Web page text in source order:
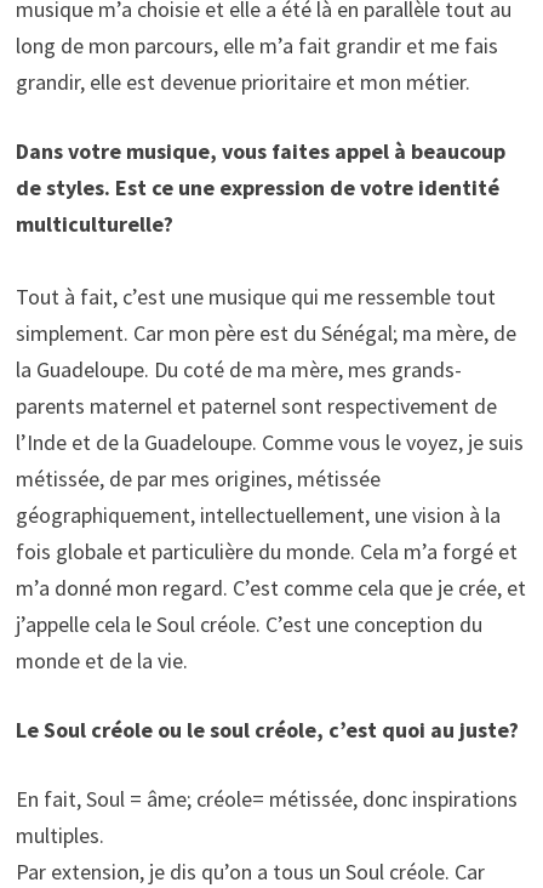
musique m’a choisie et elle a été là en parallèle tout au
long de mon parcours, elle m’a fait grandir et me fais
grandir, elle est devenue prioritaire et mon métier.
Dans votre musique, vous faites appel à beaucoup
de styles. Est ce une expression de votre identité
multiculturelle?
Tout à fait, c’est une musique qui me ressemble tout
simplement. Car mon père est du Sénégal; ma mère, de
la Guadeloupe. Du coté de ma mère, mes grands-
parents maternel et paternel sont respectivement de
l’Inde et de la Guadeloupe. Comme vous le voyez, je suis
métissée, de par mes origines, métissée
géographiquement, intellectuellement, une vision à la
fois globale et particulière du monde. Cela m’a forgé et
m’a donné mon regard. C’est comme cela que je crée, et
j’appelle cela le Soul créole. C’est une conception du
monde et de la vie.
Le Soul créole ou le soul créole, c’est quoi au juste?
En fait, Soul = âme; créole= métissée, donc inspirations
multiples.
Par extension, je dis qu’on a tous un Soul créole. Car